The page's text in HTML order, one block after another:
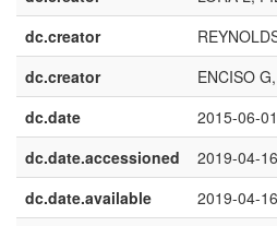
dc.creator
dc.creator
ENCISO
dc.date
2015-06-01
dc.date.accessioned
2019-04-
dc.date.available
2019-04-